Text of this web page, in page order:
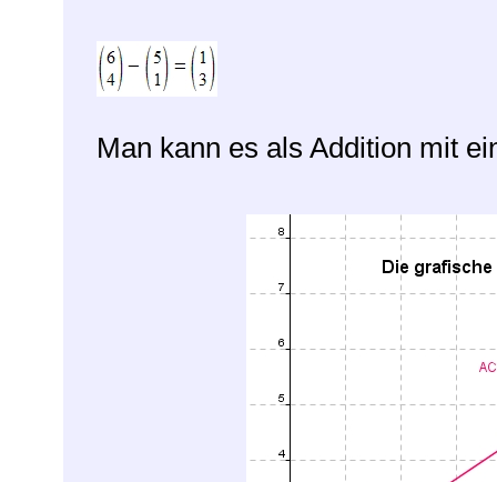
Man kann es als Addition mit